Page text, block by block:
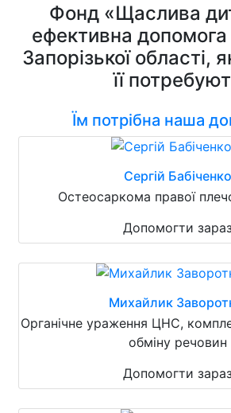
Фонд «Щаслива
ефективна
Запорізької області,
її
Їм потрібна наша
Сергій Бабіченко
Остеосаркома правої
Допомогти
Михайлик
Органічне ураження ЦНС,
обміну речовин
Допомогти